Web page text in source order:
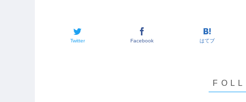
Twitter Facebook はてブ